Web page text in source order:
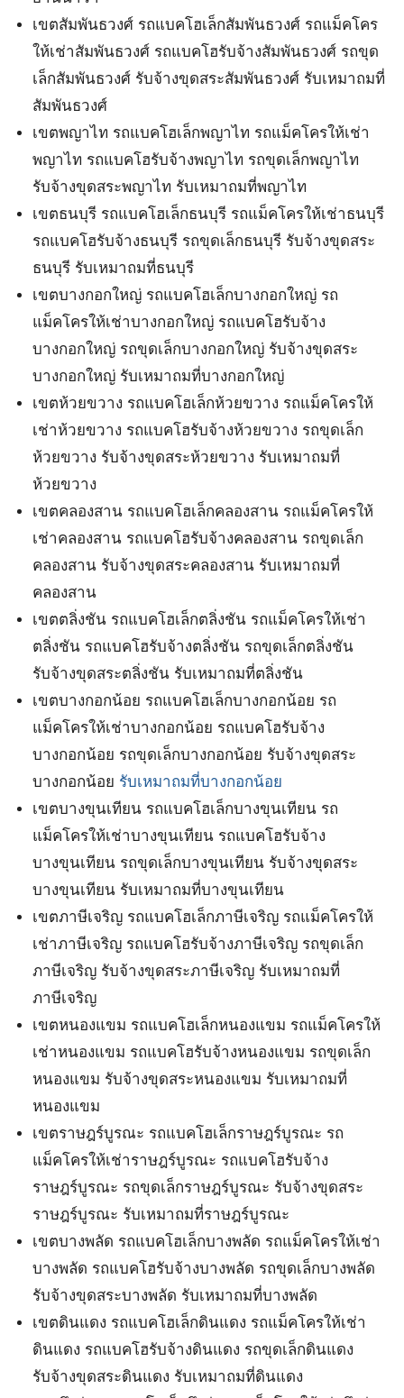
เขตสัมพันธวงศ์ รถแบคโฮเล็กสัมพันธวงศ์ รถแม็คโคร
ให้เช่าสัมพันธวงศ์ รถแบคโฮรับจ้างสัมพันธวงศ์ รถขุด
เล็กสัมพันธวงศ์ รับจ้างขุดสระสัมพันธวงศ์ รับเหมาถมที่
สัมพันธวงศ์
เขตพญาไท รถแบคโฮเล็กพญาไท รถแม็คโครให้เช่า
พญาไท รถแบคโฮรับจ้างพญาไท รถขุดเล็กพญาไท
รับจ้างขุดสระพญาไท รับเหมาถมที่พญาไท
เขตธนบุรี รถแบคโฮเล็กธนบุรี รถแม็คโครให้เช่าธนบุรี
รถแบคโฮรับจ้างธนบุรี รถขุดเล็กธนบุรี รับจ้างขุดสระ
ธนบุรี รับเหมาถมที่ธนบุรี
เขตบางกอกใหญ่ รถแบคโฮเล็กบางกอกใหญ่ รถ
แม็คโครให้เช่าบางกอกใหญ่ รถแบคโฮรับจ้าง
บางกอกใหญ่ รถขุดเล็กบางกอกใหญ่ รับจ้างขุดสระ
บางกอกใหญ่ รับเหมาถมที่บางกอกใหญ่
เขตห้วยขวาง รถแบคโฮเล็กห้วยขวาง รถแม็คโครให้
เช่าห้วยขวาง รถแบคโฮรับจ้างห้วยขวาง รถขุดเล็ก
ห้วยขวาง รับจ้างขุดสระห้วยขวาง รับเหมาถมที่
ห้วยขวาง
เขตคลองสาน รถแบคโฮเล็กคลองสาน รถแม็คโครให้
เช่าคลองสาน รถแบคโฮรับจ้างคลองสาน รถขุดเล็ก
คลองสาน รับจ้างขุดสระคลองสาน รับเหมาถมที่
คลองสาน
เขตตลิ่งชัน รถแบคโฮเล็กตลิ่งชัน รถแม็คโครให้เช่า
ตลิ่งชัน รถแบคโฮรับจ้างตลิ่งชัน รถขุดเล็กตลิ่งชัน
รับจ้างขุดสระตลิ่งชัน รับเหมาถมที่ตลิ่งชัน
เขตบางกอกน้อย รถแบคโฮเล็กบางกอกน้อย รถ
แม็คโครให้เช่าบางกอกน้อย รถแบคโฮรับจ้าง
บางกอกน้อย รถขุดเล็กบางกอกน้อย รับจ้างขุดสระ
บางกอกน้อย รับเหมาถมที่บางกอกน้อย
เขตบางขุนเทียน รถแบคโฮเล็กบางขุนเทียน รถ
แม็คโครให้เช่าบางขุนเทียน รถแบคโฮรับจ้าง
บางขุนเทียน รถขุดเล็กบางขุนเทียน รับจ้างขุดสระ
บางขุนเทียน รับเหมาถมที่บางขุนเทียน
เขตภาษีเจริญ รถแบคโฮเล็กภาษีเจริญ รถแม็คโครให้
เช่าภาษีเจริญ รถแบคโฮรับจ้างภาษีเจริญ รถขุดเล็ก
ภาษีเจริญ รับจ้างขุดสระภาษีเจริญ รับเหมาถมที่
ภาษีเจริญ
เขตหนองแขม รถแบคโฮเล็กหนองแขม รถแม็คโครให้
เช่าหนองแขม รถแบคโฮรับจ้างหนองแขม รถขุดเล็ก
หนองแขม รับจ้างขุดสระหนองแขม รับเหมาถมที่
หนองแขม
เขตราษฎร์บูรณะ รถแบคโฮเล็กราษฎร์บูรณะ รถ
แม็คโครให้เช่าราษฎร์บูรณะ รถแบคโฮรับจ้าง
ราษฎร์บูรณะ รถขุดเล็กราษฎร์บูรณะ รับจ้างขุดสระ
ราษฎร์บูรณะ รับเหมาถมที่ราษฎร์บูรณะ
เขตบางพลัด รถแบคโฮเล็กบางพลัด รถแม็คโครให้เช่า
บางพลัด รถแบคโฮรับจ้างบางพลัด รถขุดเล็กบางพลัด
รับจ้างขุดสระบางพลัด รับเหมาถมที่บางพลัด
เขตดินแดง รถแบคโฮเล็กดินแดง รถแม็คโครให้เช่า
ดินแดง รถแบคโฮรับจ้างดินแดง รถขุดเล็กดินแดง
รับจ้างขุดสระดินแดง รับเหมาถมที่ดินแดง